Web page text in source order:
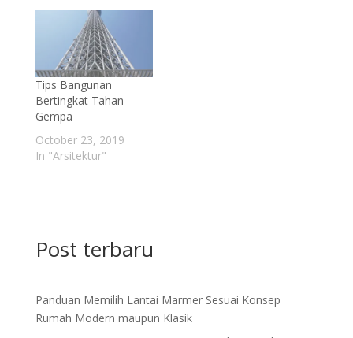
Tips Bangunan
Bertingkat Tahan
Gempa
October 23, 2019
In "Arsitektur"
Post terbaru
Panduan Memilih Lantai Marmer Sesuai Konsep
Rumah Modern maupun Klasik